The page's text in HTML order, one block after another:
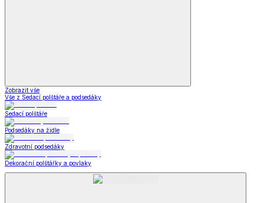
Zobrazit vše
Vše z Sedací polštáře a podsedáky
Sedací polštáře
Podsedáky na židle
Zdravotní podsedáky
Dekorační polštářky a povlaky